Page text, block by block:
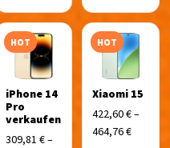
HOT
iPhone 14
Pro
verkaufen
309,81 €–
HOT
Xiaomi 15
422,60€–
464,76€